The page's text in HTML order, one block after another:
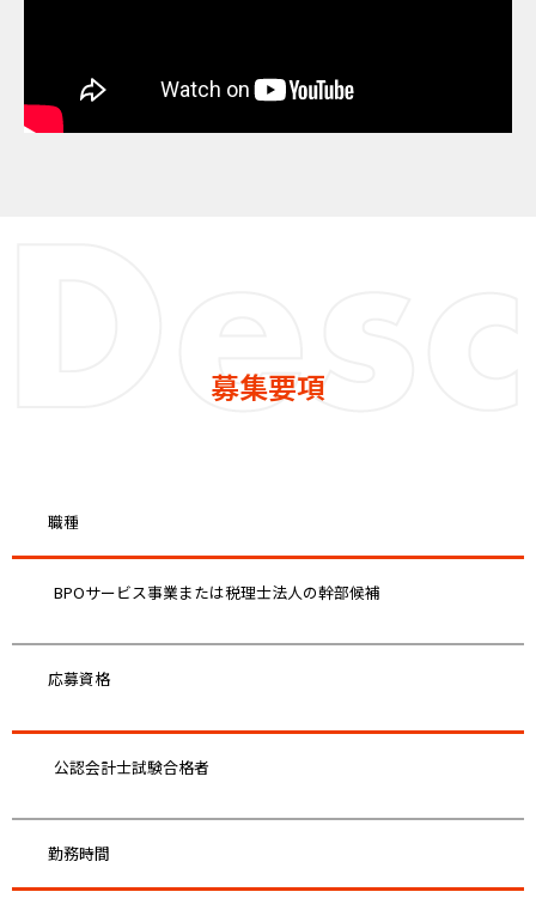
募集要項
職種
BPOサービス事業または税理士法人の幹部候補
応募資格
公認会計士試験合格者
勤務時間